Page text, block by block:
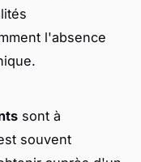
l'absence
sont à
souvent